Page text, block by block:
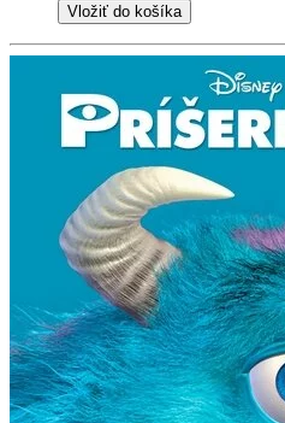
Vložiť do košíka